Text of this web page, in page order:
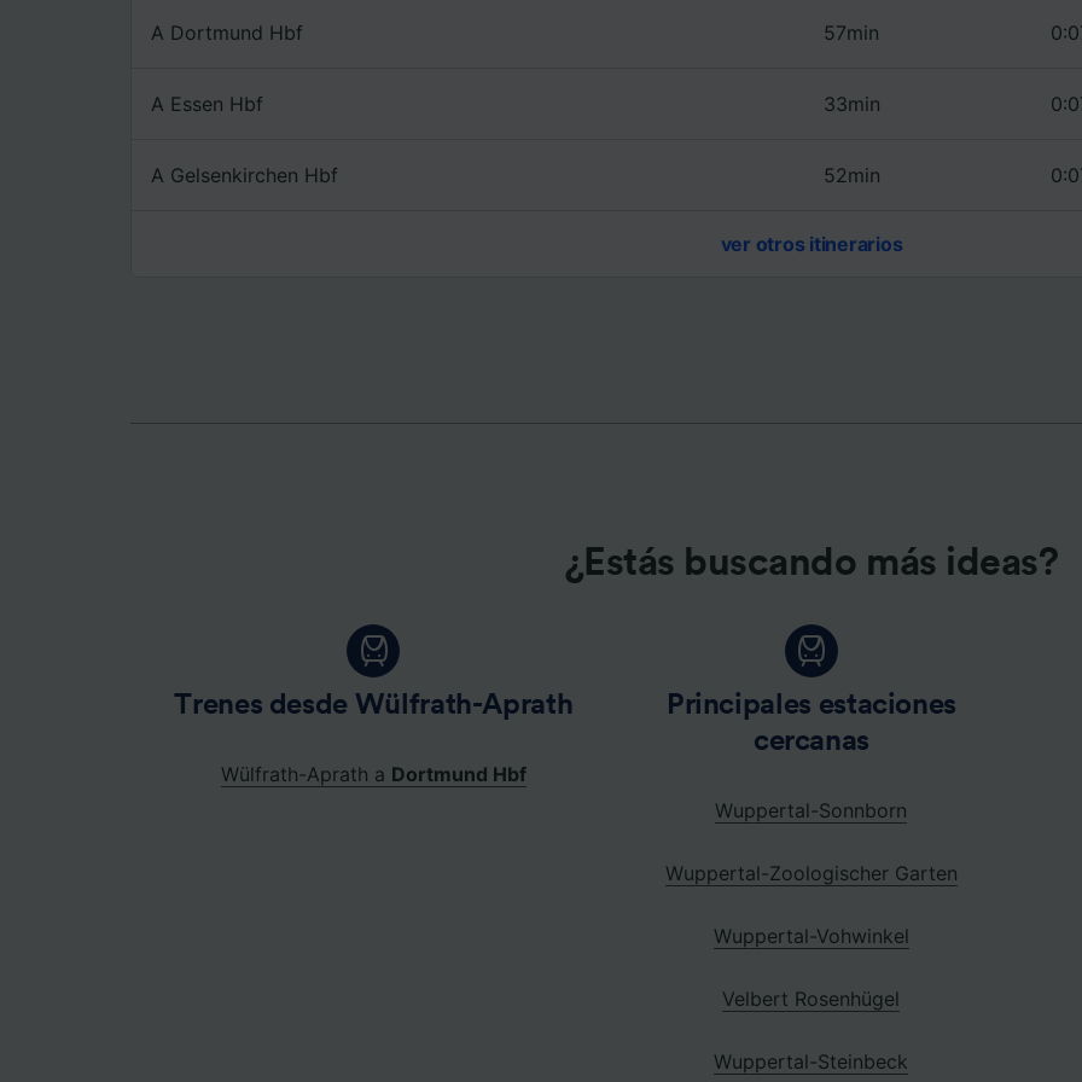
A Dortmund Hbf 57min
A Essen Hbf 33min
A Gelsenkirchen Hbf 52min
ver otros itinerarios
¿Estás buscando más ideas?
Trenes desde Wülfrath-Aprath
Wülfrath-Aprath a Dortmund Hbf
Principales estaciones
cercanas
Wuppertal-Sonnborn
Wuppertal-Zoologischer Garten
Wuppertal-Vohwinkel
Velbert Rosenhügel
Wuppertal-Steinbeck